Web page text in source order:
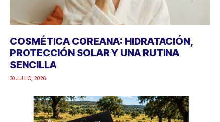
COSMÉTICA COREANA: HIDRATACIÓN,
PROTECCIÓN SOLAR Y UNA RUTINA
SENCILLA
30 JULIO, 2026